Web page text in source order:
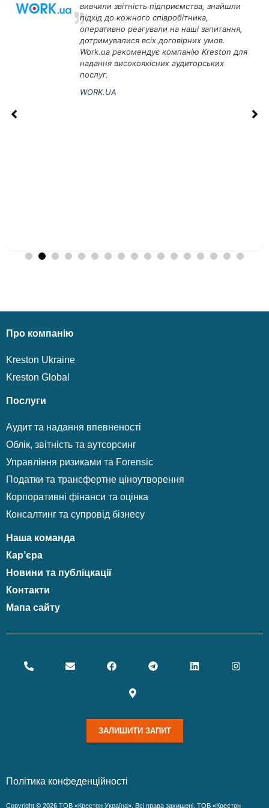
рекомендує
та стабільного
виконує взяті на
гарантує високу
аудиту.
Про компанію
Kreston Ukraine
Kreston Global
Послуги
Аудит та надання впевненості
Облік, звітність та аутсорсинг
Управління ризиками та Forensic
Податки та трансфертне ціноутворення
Корпоративні фінанси та оцінка
Консалтинг та супровід бізнесу
Наша команда
Кар’єра
Новини та публіцкації
Контакти
Мапа сайту
ЗАЛИШИТИ ЗАПИТ
Політика конфеденційності
Copyright © 2026 ТОВ «Крестон Україна». Всі права захищені. ТОВ «Крестон